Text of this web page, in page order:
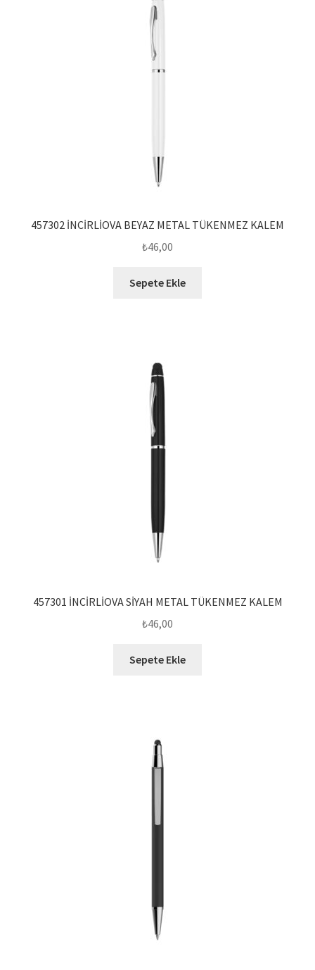
457302 İNCİRLİOVA BEYAZ METAL TÜKENMEZ KALEM
₺46,00
Sepete Ekle
457301 İNCİRLİOVA SİYAH METAL TÜKENMEZ KALEM
₺46,00
Sepete Ekle